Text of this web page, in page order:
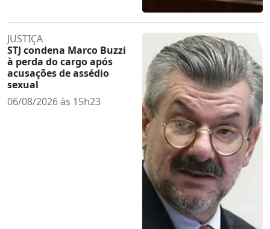
JUSTIÇA
STJ condena Marco Buzzi
à perda do cargo após
acusações de assédio
sexual
06/08/2026 às 15h23